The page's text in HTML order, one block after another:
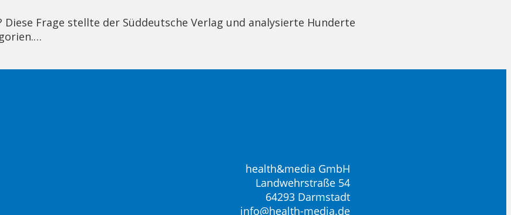
Frage stellte der Süddeutsche Verlag und analysierte Hunderte
health&media GmbH
Landwehrstraße 54
64293 Darmstadt
info@health-media.de